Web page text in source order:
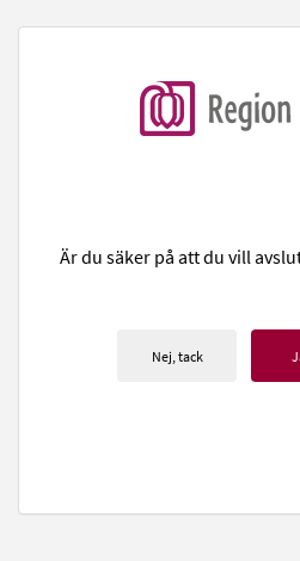
Är du säker på att du vill
Nej, tack